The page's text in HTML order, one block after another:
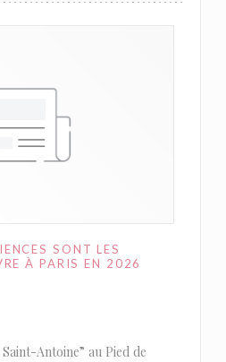
SONT LES
À PARIS EN 2026
Antoine” au Pied de